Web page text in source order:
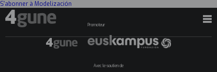
S'abonner à Modelización
Promoteur
Avec le soutien de